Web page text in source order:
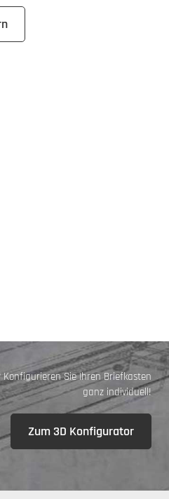
Konfigurieren Sie Ihren Briefkasten
ganz individuell!
Zum 3D Konfigurator